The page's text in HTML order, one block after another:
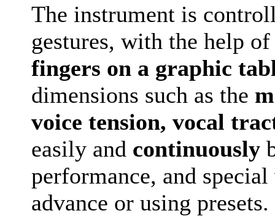
The instrument is
gestures, with the help
fingers on a graphic
dimensions such as the
voice tension, vocal
easily and continuously
performance, and
advance or using presets.